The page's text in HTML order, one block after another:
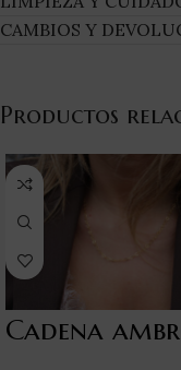
CAMBIOS Y
Productos
Cadena